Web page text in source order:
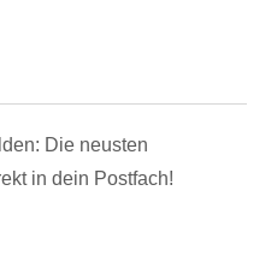
Die neusten
in dein Postfach!